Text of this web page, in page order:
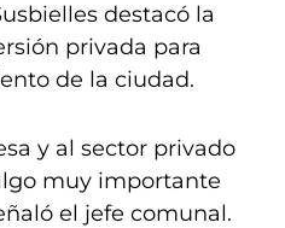
destacó la
privada para
de la ciudad.
y al sector privado
muy importante
el jefe comunal.